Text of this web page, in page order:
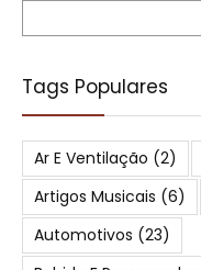
Tags Populares
Ar E Ventilação (2)
Artigos Musicais (6)
Automotivos (23)